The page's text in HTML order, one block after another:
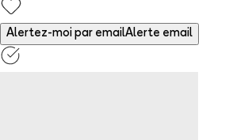
Alertez-moi par emailAlerte email